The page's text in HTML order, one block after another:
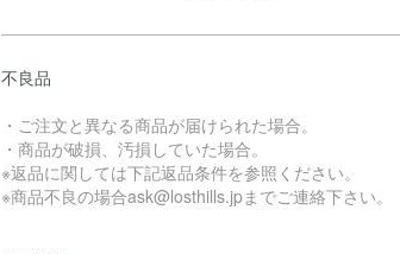
不良品
・ご注文と異なる商品が届けられた場合。
・商品が破損、汚損していた場合。
※返品に関しては下記返品条件を参照ください。
※商品不良の場合ask@losthills.jpまでご連絡下さい。